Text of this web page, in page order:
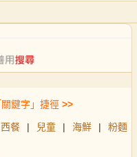
鍵字」捷徑 >>
西餐 | 兒童 | 海鮮 |
粉麵